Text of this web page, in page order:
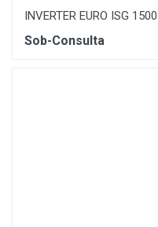
INVERTER EURO ISG 1500
Sob-Consulta